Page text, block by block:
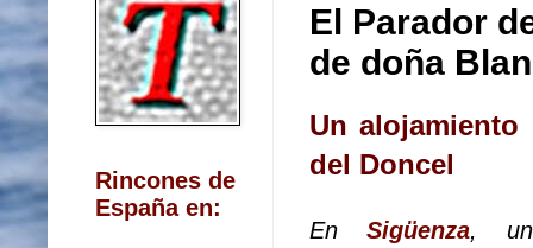
El Parador
de doña
Un
del Doncel
EnSigüenza,
Rincones de
España en: